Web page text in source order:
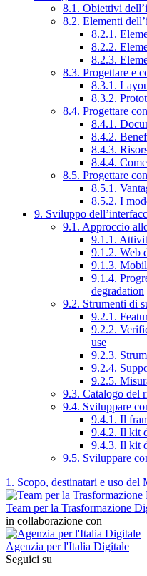
8.1. Obiettivi
8.2. Elementi
8.2.1.
8.2.2.
8.2.3.
8.3. Progettare e
8.3.1.
8.3.2.
8.4. Progettare
8.4.1.
8.4.2.
8.4.3.
8.4.4.
8.5. Progettare
8.5.1.
8.5.2. I
9. Sviluppo
9.1. Approccio
9.1.1.
9.1.2. Web
9.1.3.
9.1.4.
degradation
9.2. Strumenti di
9.2.1.
9.2.2.
use
9.2.3.
9.2.4.
9.2.5.
9.3. Catalogo del
9.4. Sviluppare
9.4.1. Il
9.4.2. Il kit
9.4.3. Il kit
9.5. Sviluppare
1. Scopo, destinatari e uso del
Team per la Trasformazione
in collaborazione con
Agenzia per l'Italia Digitale
Seguici su